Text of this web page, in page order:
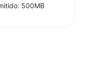
500MB